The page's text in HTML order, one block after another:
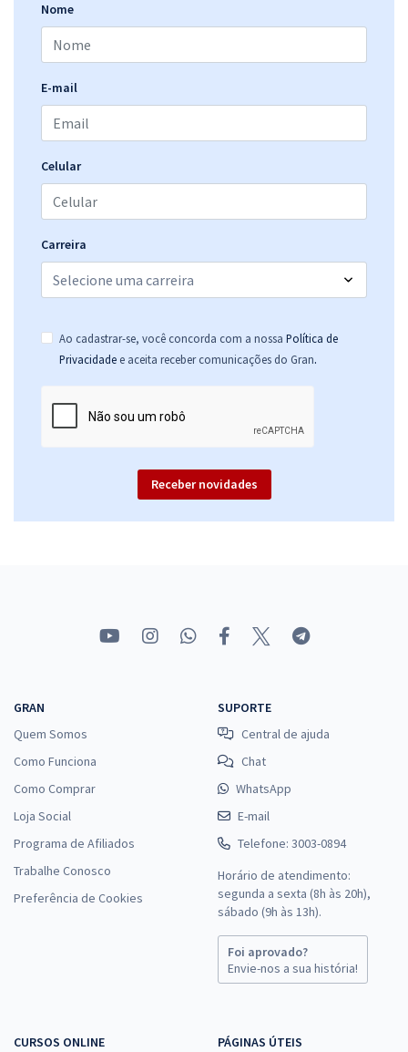
Nome
E-mail
Celular
Carreira
Ao cadastrar-se, você concorda com a nossa Política de
Privacidade e aceita receber comunicações do Gran.
Receber novidades
GRAN
Quem Somos
Como Funciona
Como Comprar
Loja Social
Programa de Afiliados
Trabalhe Conosco
Preferência de Cookies
SUPORTE
Central de ajuda
Chat
WhatsApp
E-mail
Telefone: 3003-0894
Horário de atendimento:
segunda a sexta (8h às 20h),
sábado (9h às 13h).
Foi aprovado?
Envie-nos a sua história!
CURSOS ONLINE PÁGINAS ÚTEIS